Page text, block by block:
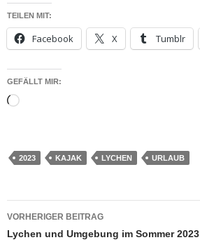
TEILEN MIT:
Facebook X Tumblr
GEFÄLLT MIR:
Wird
2023 KAJAK LYCHEN URLAUB
Beitragsnavigation
VORHERIGER BEITRAG
Lychen und Umgebung im Sommer 2023